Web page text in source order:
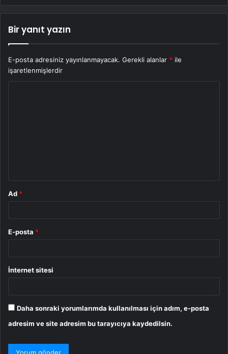
Bir yanıt yazın
E-posta adresiniz yayınlanmayacak. Gerekli alanlar * ile
işaretlenmişlerdir
Ad *
E-posta *
İnternet sitesi
Daha sonraki yorumlarımda kullanılması için adım, e-posta
adresim ve site adresim bu tarayıcıya kaydedilsin.